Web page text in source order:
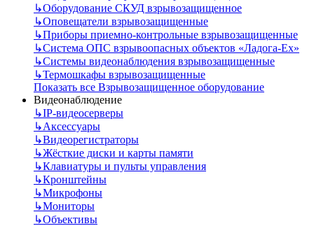
↳Оборудование СКУД взрывозащищенное
↳Оповещатели взрывозащищенные
↳Приборы приемно-контрольные взрывозащищенные
↳Система ОПС взрывоопасных объектов «Ладога-Ex»
↳Системы видеонаблюдения взрывозащищенные
↳Термошкафы взрывозащищенные
Показать все Взрывозащищенное оборудование
Видеонаблюдение
↳IP-видеосерверы
↳Аксессуары
↳Видеорегистраторы
↳Жёсткие диски и карты памяти
↳Клавиатуры и пульты управления
↳Кронштейны
↳Микрофоны
↳Мониторы
↳Объективы